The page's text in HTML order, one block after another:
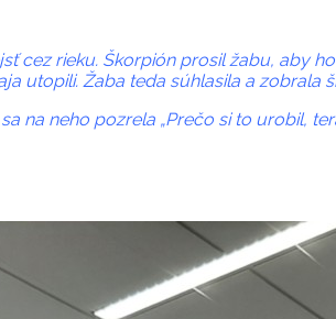
cez rieku. Škorpión prosil žabu, aby
utopili. Žaba teda súhlasila a zobrala
na neho pozrela „Prečo si to urobil,